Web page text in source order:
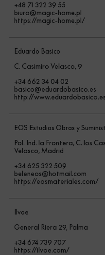
+48 71 322 39 55
biuro@magic-home.pl
https://magic-home.pl/
Eduardo Basico
C. Casimiro Velasco, 9
+34 662 34 04 02
basico@eduardobasico.es
http://
EOS Estudios Obras y
Pol. Ind. la Frontera, C. los
Velasco, Madrid
+34 625 322 509
beleneos@hotmail.com
https://eosmateriales.com/
Ilvoe
General Riera 29, Palma
+34 674 739 707
https://ilvoe.com/